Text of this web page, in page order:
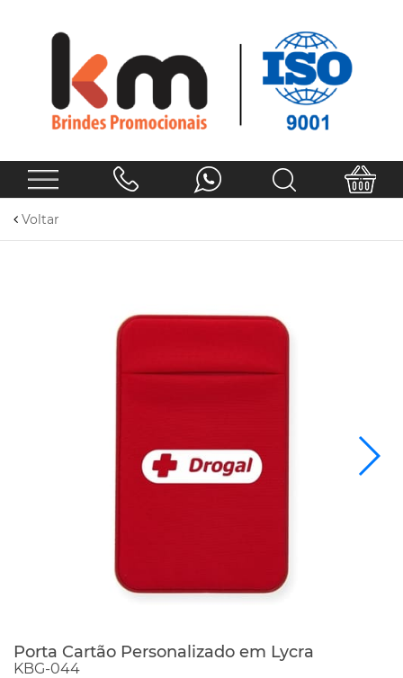
Voltar
Porta Cartão Personalizado em Lycra
KBG-044